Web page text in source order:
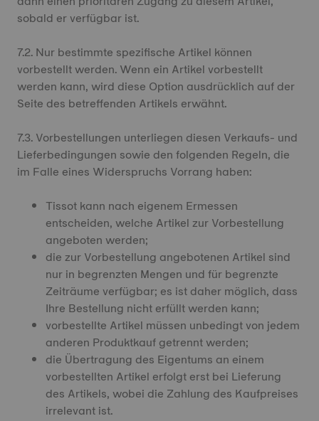
sobald er verfügbar ist.
7.2. Nur bestimmte spezifische Artikel können
vorbestellt werden. Wenn ein Artikel vorbestellt
werden kann, wird diese Option ausdrücklich auf der
Seite des betreffenden Artikels erwähnt.
7.3. Vorbestellungen unterliegen diesen Verkaufs- und
Lieferbedingungen sowie den folgenden Regeln, die
im Falle eines Widerspruchs Vorrang haben:
Tissot kann nach eigenem Ermessen
entscheiden, welche Artikel zur Vorbestellung
angeboten werden;
die zur Vorbestellung angebotenen Artikel sind
nur in begrenzten Mengen und für begrenzte
Zeiträume verfügbar; es ist daher möglich, dass
Ihre Bestellung nicht erfüllt werden kann;
vorbestellte Artikel müssen unbedingt von jedem
anderen Produktkauf getrennt werden;
die Übertragung des Eigentums an einem
vorbestellten Artikel erfolgt erst bei Lieferung
des Artikels, wobei die Zahlung des Kaufpreises
irrelevant ist.